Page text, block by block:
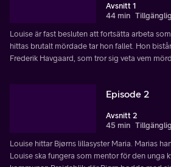
Avsnitt 1
44 min
Louise är fast besluten att fortsätta arbeta
hittas brutalt mördade tar hon fallet. Hon
Frederik Havgaard, som tror sig veta vem
Episode 2
Avsnitt 2
45 min
Louise hittar Bjørns lillasyster Maria. Marias
Louise ska fungera som mentor för den unga